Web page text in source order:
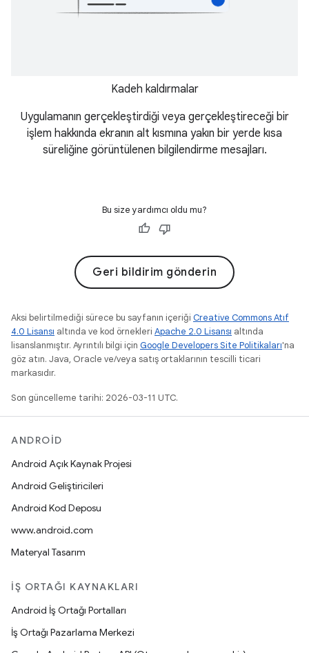
Kadeh kaldırmalar
Uygulamanın gerçekleştirdiği veya gerçekleştireceği bir
işlem hakkında ekranın alt kısmına yakın bir yerde kısa
süreliğine görüntülenen bilgilendirme mesajları.
Bu size yardımcı oldu mu?
Geri bildirim gönderin
Aksi belirtilmediği sürece bu sayfanın içeriği Creative Commons Atıf
4.0 Lisansı altında ve kod örnekleri Apache 2.0 Lisansı altında
lisanslanmıştır. Ayrıntılı bilgi için Google Developers Site Politikaları'na
göz atın. Java, Oracle ve/veya satış ortaklarının tescilli ticari
markasıdır.
Son güncelleme tarihi: 2026-03-11 UTC.
ANDROID
Android Açık Kaynak Projesi
Android Geliştiricileri
Android Kod Deposu
www.android.com
Materyal Tasarım
İŞ ORTAĞI KAYNAKLARI
Android İş Ortağı Portalları
İş Ortağı Pazarlama Merkezi